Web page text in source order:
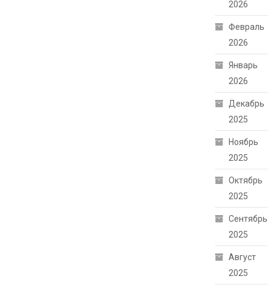
2026
Февраль
2026
Январь
2026
Декабрь
2025
Ноябрь
2025
Октябрь
2025
Сентябрь
2025
Август
2025